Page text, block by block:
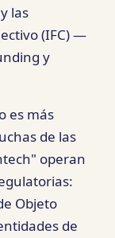
las
(IFC) —
y
es más
de las
operan
Objeto
de